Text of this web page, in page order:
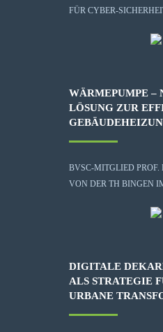
FÜR CYBER-
WÄRMEPUMPE –
LÖSUNG ZUR
BVSC-MITGLIED
VON DER TH BINGEN
DIGITALE
ALS STRATEGIE
URBANE